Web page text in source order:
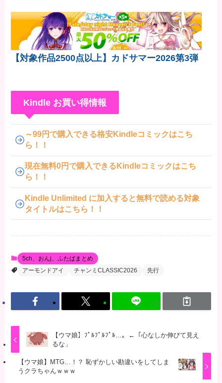
【対象作品2500点以上】カドサマー2026第3弾
Kindle お買い得情報
～99円で購入できる格安Kindleコミックはこち
ら！！
現在無料0円で購入できるKindleコミックはこち
ら！！
Kindle Unlimited に加入すると無料で読める対象
タイトルはこちら！！
5ch、おんj、ふたばまとめ
アーモンドアイ
チャンミCLASSIC2026 先行
【ウマ娘】ﾌﾟﾙﾌﾟﾙﾌﾟﾙ…。←「心なしか伸びて見え
るな」
【ウマ娘】MTG…！？ 恥ずかしい勘違いをしてしま
うクラちゃんｗｗｗ